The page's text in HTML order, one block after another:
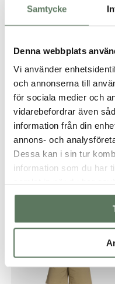
Samtycke
Denna webbplats
Vi använder
och annonserna till
för sociala medier och
vidarebefordrar även
information från din
annons- och
Dessa kan i sin tur
information som du har
Du kanske